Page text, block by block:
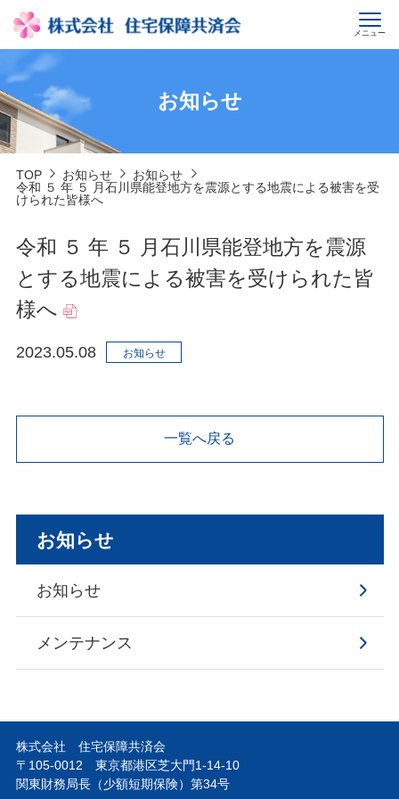
メニュー
お知らせ
TOP お知らせ
お知らせ
令和 ５ 年 ５ 月石川県能登地方を震源とする地震による被害を受
けられた皆様へ
令和 ５ 年 ５ 月石川県能登地方を震源
とする地震による被害を受けられた皆
様へ
2023.05.08 お知らせ
一覧へ戻る
お知らせ
お知らせ
メンテナンス
株式会社 住宅保障共済会
〒105-0012 東京都港区芝大門1-14-10
関東財務局長（少額短期保険）第34号